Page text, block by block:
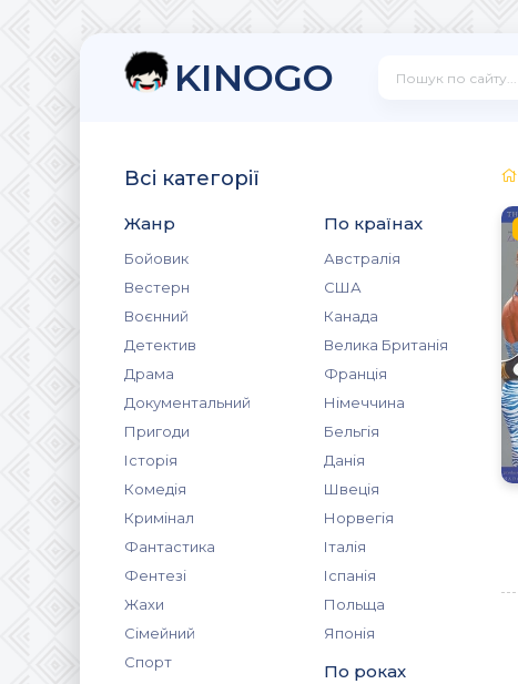
KINOGO
Всі категорії
Жанр
Бойовик
Вестерн
Воєнний
Детектив
Драма
Документальний
Пригоди
Історія
Комедія
Кримінал
Фантастика
Фентезі
Жахи
Сімейний
Спорт
По країнах
Австралія
США
Канада
Велика Британія
Франція
Німеччина
Бельгія
Данія
Швеція
Норвегія
Італія
Іспанія
Польща
Японія
По роках